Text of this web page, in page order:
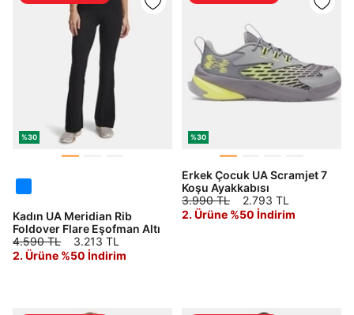
%30
Kadın UA Meridian Rib
Foldover Flare Eşofman Altı
4.590 TL
3.213 TL
2. Ürüne %50 İndirim
%30
Erkek Çocuk UA Scramjet 7
Koşu Ayakkabısı
3.990 TL
2.793 TL
2. Ürüne %50 İndirim